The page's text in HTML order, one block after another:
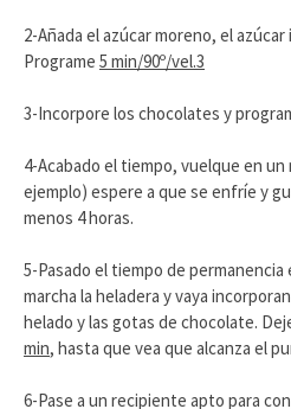
2-Añada el azúcar moreno, el
Programe 5 min/90º/vel.3
3-Incorpore los chocolates y
4-Acabado el tiempo, vuelque en
ejemplo) espere a que se enfríe y
menos 4 horas.
5-Pasado el tiempo de
marcha la heladera y vaya
helado y las gotas de chocolate.
min, hasta que vea que alcanza el
6-Pase a un recipiente apto para